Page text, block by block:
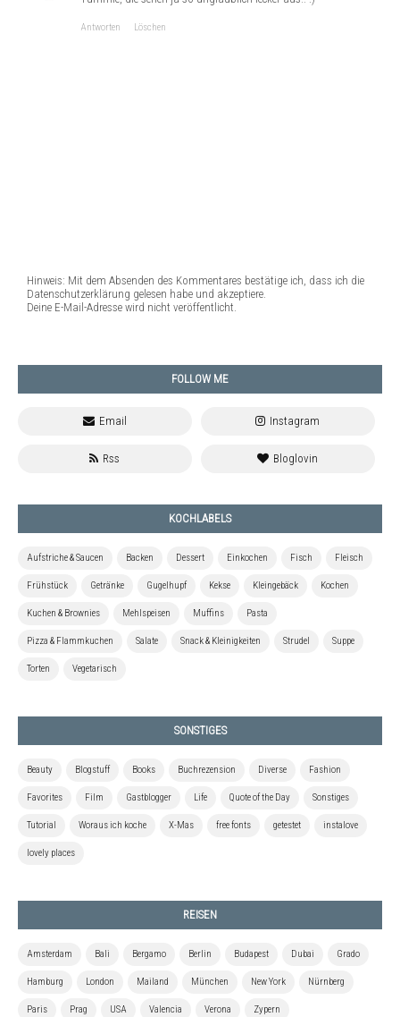
Antworten Löschen
Hinweis: Mit dem Absenden des Kommentares bestätige ich, dass ich die
Datenschutzerklärung gelesen habe und akzeptiere.
Deine E-Mail-Adresse wird nicht veröffentlicht.
FOLLOW ME
KOCHLABELS
Aufstriche & Saucen Backen Dessert Einkochen Fisch Fleisch
Frühstück Getränke Gugelhupf Kekse Kleingebäck Kochen
Kuchen & Brownies Mehlspeisen Muffins Pasta
Pizza & Flammkuchen Salate Snack & Kleinigkeiten Strudel Suppe
Torten Vegetarisch
SONSTIGES
Beauty Blogstuff Books Buchrezension Diverse Fashion
Favorites Film Gastblogger Life Quote of the Day Sonstiges
Tutorial Woraus ich koche X-Mas free fonts getestet instalove
lovely places
REISEN
Amsterdam Bali Bergamo Berlin Budapest Dubai Grado
Hamburg London Mailand München New York Nürnberg
Paris Prag USA Valencia Verona Zypern